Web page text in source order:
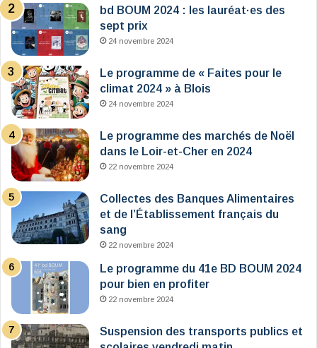
bd BOUM 2024 : les lauréat·es des
sept prix
24 novembre 2024
Le programme de « Faites pour le
climat 2024 » à Blois
24 novembre 2024
Le programme des marchés de Noël
dans le Loir-et-Cher en 2024
22 novembre 2024
Collectes des Banques Alimentaires
et de l’Établissement français du
sang
22 novembre 2024
Le programme du 41e BD BOUM 2024
pour bien en profiter
22 novembre 2024
Suspension des transports publics et